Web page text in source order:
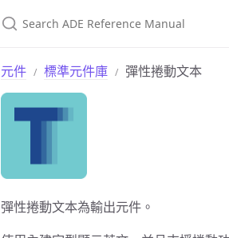
元件 標準元件庫 彈性捲動文本
彈性捲動文本為輸出元件。